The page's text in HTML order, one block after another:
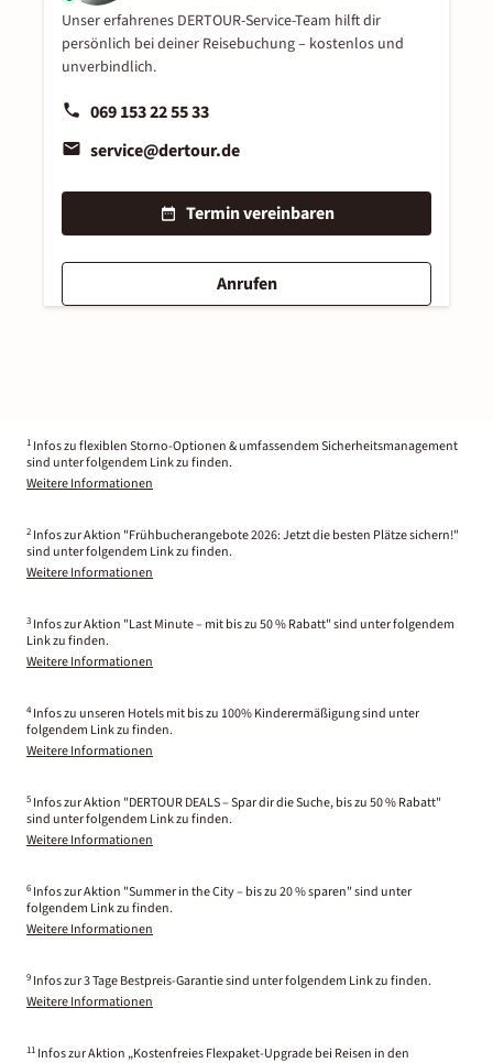
Unser erfahrenes DERTOUR-Service-Team hilft dir
persönlich bei deiner Reisebuchung – kostenlos und
unverbindlich.
069 153 22 55 33
service@dertour.de
Termin vereinbaren
Anrufen
1 Infos zu flexiblen Storno-Optionen & umfassendem Sicherheitsmanagement
sind unter folgendem Link zu finden.
Weitere Informationen
2 Infos zur Aktion "Frühbucherangebote 2026: Jetzt die besten Plätze sichern!"
sind unter folgendem Link zu finden.
Weitere Informationen
3 Infos zur Aktion "Last Minute – mit bis zu 50 % Rabatt" sind unter folgendem
Link zu finden.
Weitere Informationen
4 Infos zu unseren Hotels mit bis zu 100% Kinderermäßigung sind unter
folgendem Link zu finden.
Weitere Informationen
5 Infos zur Aktion "DERTOUR DEALS – Spar dir die Suche, bis zu 50 % Rabatt"
sind unter folgendem Link zu finden.
Weitere Informationen
6 Infos zur Aktion "Summer in the City – bis zu 20 % sparen" sind unter
folgendem Link zu finden.
Weitere Informationen
9 Infos zur 3 Tage Bestpreis-Garantie sind unter folgendem Link zu finden.
Weitere Informationen
11 Infos zur Aktion „Kostenfreies Flexpaket-Upgrade bei Reisen in den